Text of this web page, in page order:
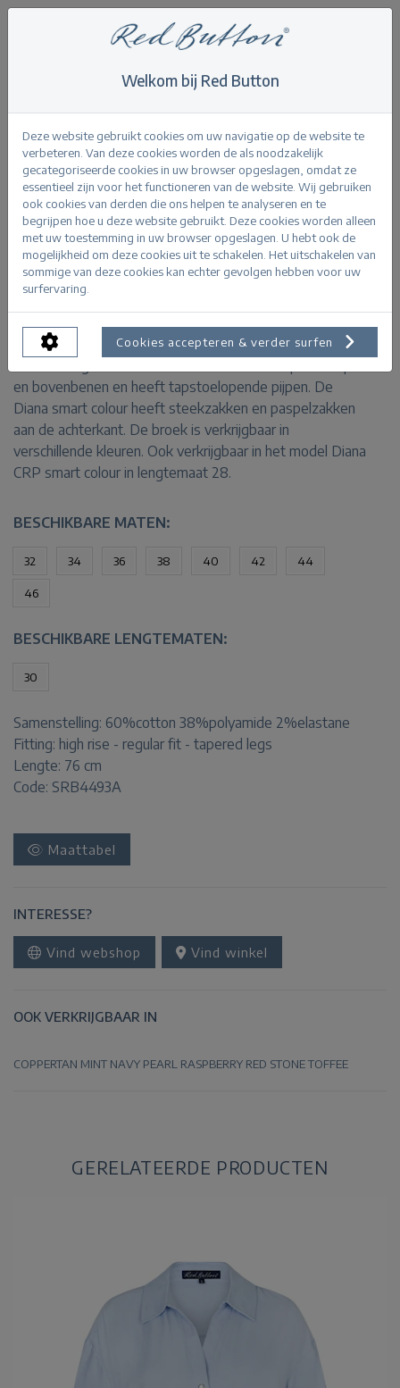
Diana smart colour L30
Terug
Diana smart colour offwhite
PRODUCTINFORMATIE
De Diana smart colour is een broek van smart kwaliteit
en bovenbenen en heeft tapstoelopende pijpen. De
Diana smart colour heeft steekzakken en paspelzakken
aan de achterkant. De broek is verkrijgbaar in
verschillende kleuren. Ook verkrijgbaar in het model Diana
CRP smart colour in lengtemaat 28.
BESCHIKBARE MATEN:
32 34 36 38 40 42 44
46
BESCHIKBARE LENGTEMATEN:
30
Samenstelling: 60%cotton 38%polyamide 2%elastane
Fitting: high rise - regular fit - tapered legs
Lengte: 76 cm
Code: SRB4493A
Maattabel
INTERESSE?
Vind webshop Vind winkel
OOK VERKRIJGBAAR IN
COPPERTAN MINT NAVY PEARL RASPBERRY RED STONETOFFEE
GERELATEERDE PRODUCTEN
Welkom bij Red Button
Deze website gebruikt cookies om uw navigatie op de website te
verbeteren. Van deze cookies worden de als noodzakelijk
gecategoriseerde cookies in uw browser opgeslagen, omdat ze
essentieel zijn voor het functioneren van de website. Wij gebruiken
ook cookies van derden die ons helpen te analyseren en te
begrijpen hoe u deze website gebruikt. Deze cookies worden alleen
met uw toestemming in uw browser opgeslagen. U hebt ook de
mogelijkheid om deze cookies uit te schakelen. Het uitschakelen van
sommige van deze cookies kan echter gevolgen hebben voor uw
surfervaring.
Cookies accepteren & verder surfen